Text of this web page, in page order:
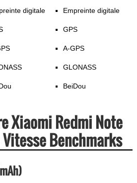
digitale Empreinte digitale
GPS
A-GPS
GLONASS
BeiDou
Xiaomi Redmi Note
Benchmarks